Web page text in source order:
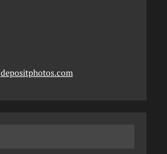
depositphotos.com